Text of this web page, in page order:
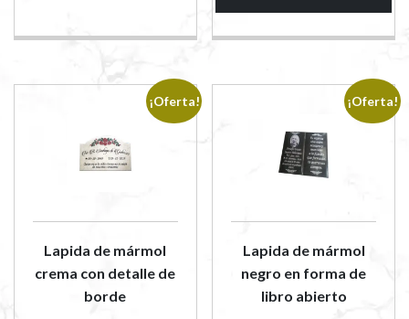
¡Oferta!
Lapida de mármol
crema con detalle de
borde
¡Oferta!
Lapida de mármol
negro en forma de
libro abierto